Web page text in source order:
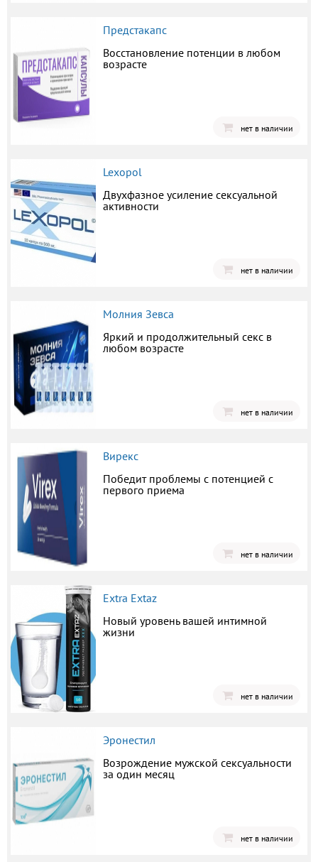
Предстакапс
Восстановление потенции в любом
возрасте
нет в наличии
Lexopol
Двухфазное усиление сексуальной
активности
нет в наличии
Молния Зевса
Яркий и продолжительный секс в
любом возрасте
нет в наличии
Вирекс
Победит проблемы с потенцией с
первого приема
нет в наличии
Extra Extaz
Новый уровень вашей интимной
жизни
нет в наличии
Эронестил
Возрождение мужской сексуальности
за один месяц
нет в наличии